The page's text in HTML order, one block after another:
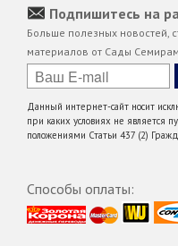
Подпишитесь на
Больше полезных новостей,
материалов от Сады
Данный интернет-сайт носит
при каких условиях не является
положениями Статьи 437 (2)
Способы оплаты: